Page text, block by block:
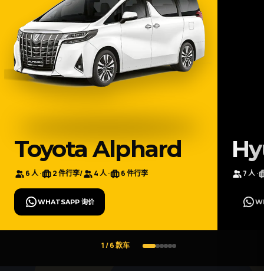
Toyota Alphard
6 人 · 2 件行李/ 4 人 · 6 件行李
WHATSAPP 询价
7 人 ·
1 / 6 款车